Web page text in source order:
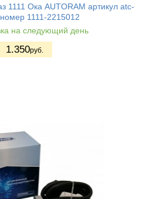
1111 Ока AUTORAM артикул atc-
1111-2215012
на следующий день
1.350руб.